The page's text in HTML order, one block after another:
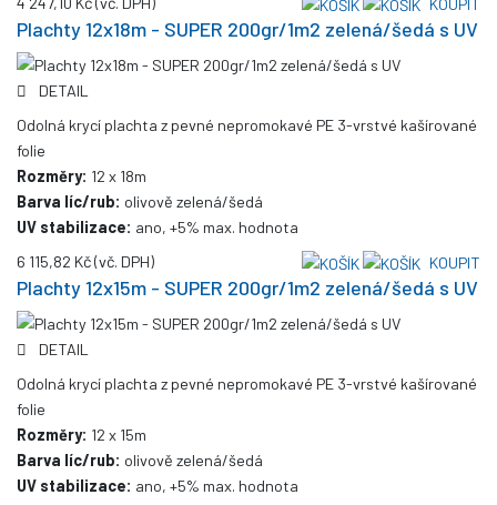
KOUPIT
Plachty 12x18m - SUPER 200gr/1m2 zelená/šedá s UV
DETAIL
Odolná krycí plachta z pevné nepromokavé PE 3-vrstvé kašírované
folie
Rozměry: 12 x 18m
Barva líc/rub: olivově zelená/šedá
UV stabilizace: ano, +5% max. hodnota
6 115,82 Kč(vč. DPH) KOUPIT
Plachty 12x15m - SUPER 200gr/1m2 zelená/šedá s UV
DETAIL
Odolná krycí plachta z pevné nepromokavé PE 3-vrstvé kašírované
folie
Rozměry: 12 x 15m
Barva líc/rub: olivově zelená/šedá
UV stabilizace: ano, +5% max. hodnota